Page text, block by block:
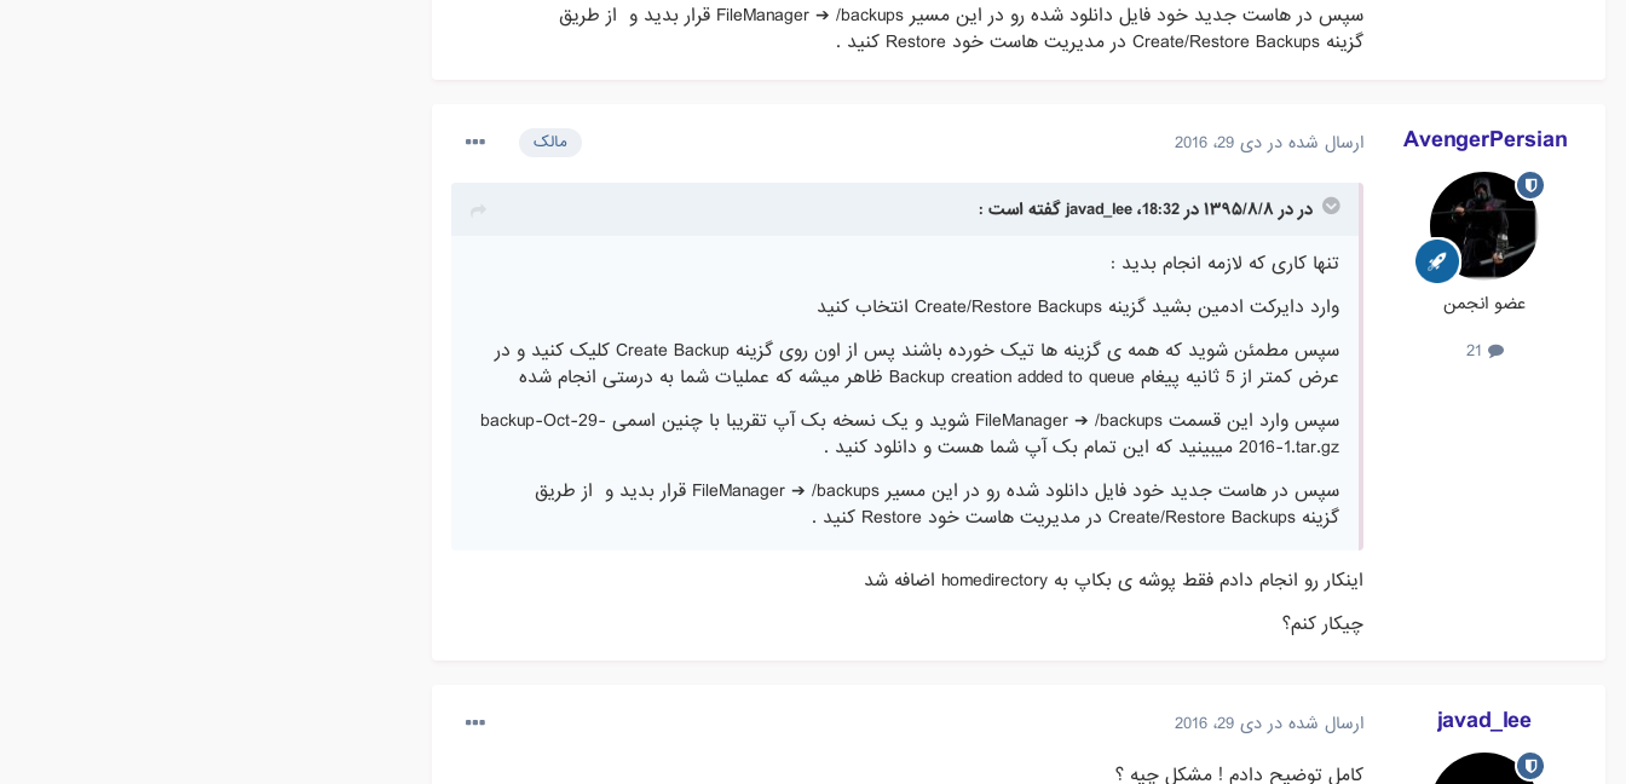
سپس در هاست جدید خود فایل دانلود شده رو در این مسیر FileManager ➔ /backups قرار بدید و از طریق
گزینه Create/Restore Backups در مدیریت هاست خود Restore کنید .
AvengerPersian
عضو انجمن
مالک ارسال شده در دی 29، 2016
در در ۱۳۹۵/۸/۸ در 18:32، javad_lee گفته است :
تنها کاری که لازمه انجام بدید :
وارد دایرکت ادمین بشید گزینه Create/Restore Backups انتخاب کنید
سپس مطمئن شوید که همه ی گزینه ها تیک خورده باشند پس از اون روی گزینه Create Backup کلیک کنید و در
عرض کمتر از 5 ثانیه پیغام Backup creation added to queue ظاهر میشه که عملیات شما به درستی انجام شده
سپس وارد این قسمت FileManager ➔ /backups شوید و یک نسخه بک آپ تقریبا با چنین اسمی backup-Oct-29-
2016-1.tar.gz میبینید که این تمام بک آپ شما هست و دانلود کنید .
سپس در هاست جدید خود فایل دانلود شده رو در این مسیر FileManager ➔ /backups قرار بدید و از طریق
گزینه Create/Restore Backups در مدیریت هاست خود Restore کنید .
اینکار رو انجام دادم فقط پوشه ی بکاپ به homedirectory اضافه شد
چیکار کنم؟
javad_lee ارسال شده در دی 29، 2016
کامل توضیح دادم ! مشکل چیه ؟